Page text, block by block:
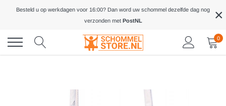
inhoud
Besteld u op werkdagen voor 16:00? Dan word uw schommel dezelfde dag nog
verzonden met PostNL ×
0